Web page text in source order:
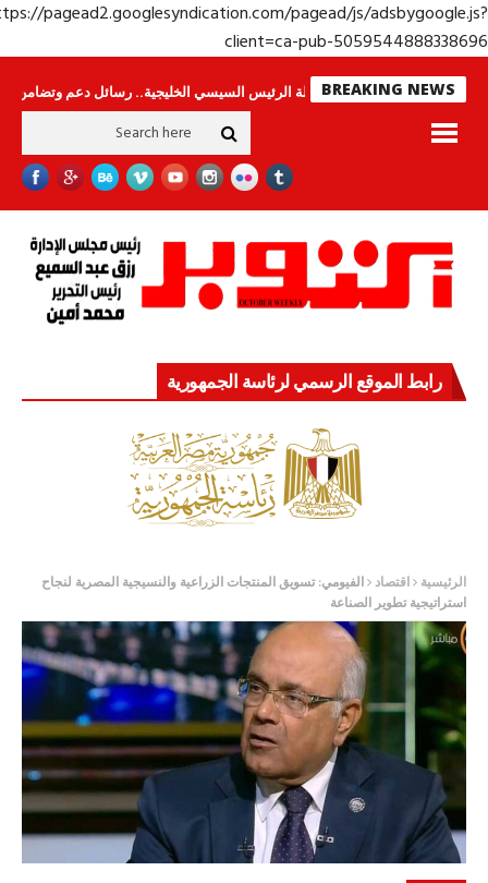
https://pagead2.googlesyndication.com/pagead/js/
client=ca-pub-
BREAKING NEWS
لا ينامون جولة الرئيس السيسي الخليجية.. رسائل دعم وتضامن للأشقاء
رابط الموقع الرسمي لرئاسة الجمهورية
الرئيسية اقتصاد الفيومي: تسويق المنتجات الزراعية والنسيجية المصرية لنجاح
استراتيجية تطوير الصناعة